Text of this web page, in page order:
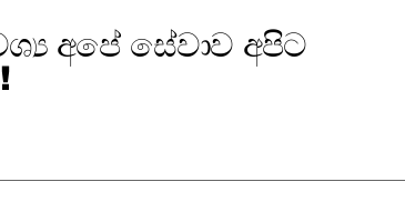
අපේ සේවාව අපිට